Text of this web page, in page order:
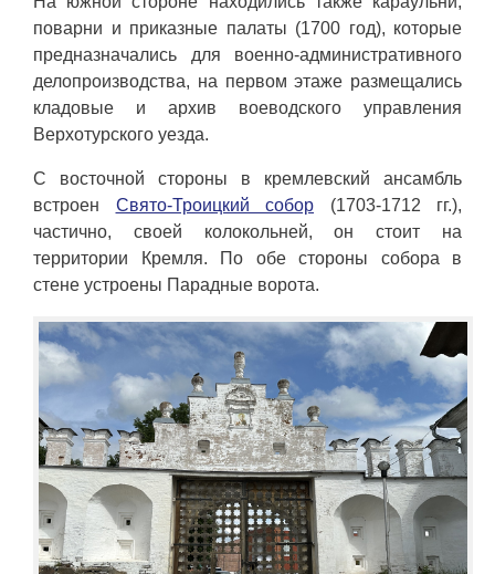
поварни и приказные палаты (1700 год), которые
предназначались для военно-административного
делопроизводства, на первом этаже размещались
кладовые и архив воеводского управления
Верхотурского уезда.
С восточной стороны в кремлевский ансамбль
встроен Свято-Троицкий собор (1703-1712 гг.),
частично, своей колокольней, он стоит на
территории Кремля. По обе стороны собора в
стене устроены Парадные ворота.